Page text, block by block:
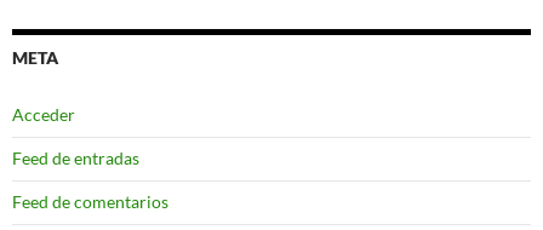
META
Acceder
Feed de entradas
Feed de comentarios